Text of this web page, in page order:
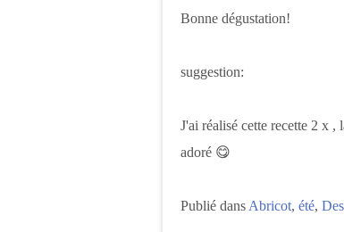
Bonne dégustation!
suggestion:
J'ai réalisé cette recette 2 x
adoré 😋
Publié dans Abricot, été,